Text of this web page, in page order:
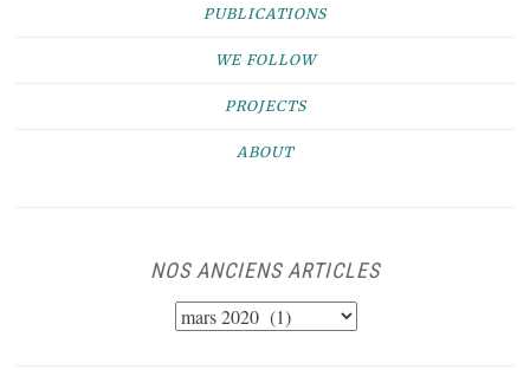
PUBLICATIONS
WE FOLLOW
PROJECTS
ABOUT
NOS ANCIENS ARTICLES
NOS